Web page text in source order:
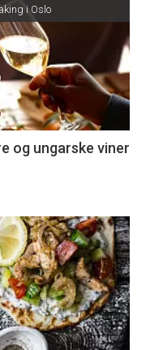
i Oslo
og ungarske viner